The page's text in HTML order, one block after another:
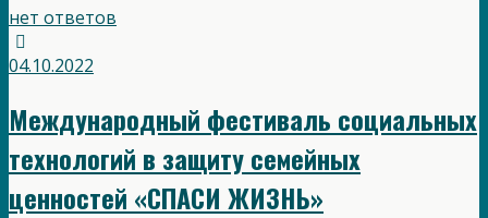
нет ответов
04.10.2022
Международный фестиваль социальных
технологий в защиту семейных
ценностей «СПАСИ ЖИЗНЬ»